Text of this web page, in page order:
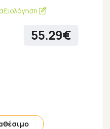
55.29€